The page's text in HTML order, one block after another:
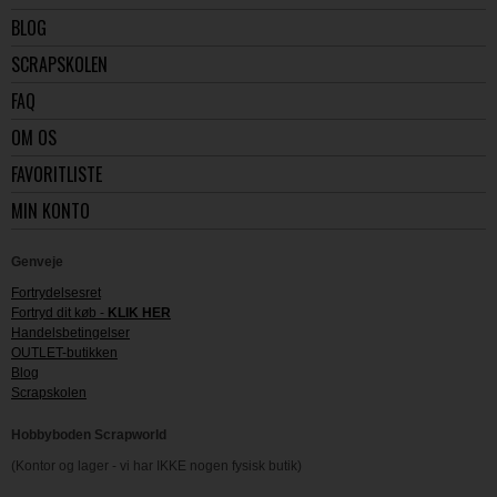
BLOG
SCRAPSKOLEN
FAQ
OM OS
FAVORITLISTE
MIN KONTO
Genveje
Fortrydelsesret
Fortryd dit køb - KLIK HER
Handelsbetingelser
OUTLET-butikken
Blog
Scrapskolen
Hobbyboden Scrapworld
(Kontor og lager - vi har IKKE nogen fysisk butik)